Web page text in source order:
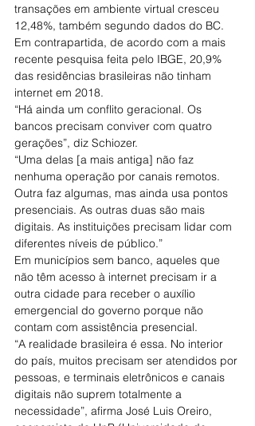
transações em ambiente virtual cresceu
12,48%, também segundo dados do BC.
Em contrapartida, de acordo com a mais
recente pesquisa feita pelo IBGE, 20,9%
das residências brasileiras não tinham
internet em 2018.
“Há ainda um conflito geracional. Os
bancos precisam conviver com quatro
gerações”, diz Schiozer.
“Uma delas [a mais antiga] não faz
nenhuma operação por canais remotos.
Outra faz algumas, mas ainda usa pontos
presenciais. As outras duas são mais
digitais. As instituições precisam lidar com
diferentes níveis de público.”
Em municípios sem banco, aqueles que
não têm acesso à internet precisam ir a
outra cidade para receber o auxílio
emergencial do governo porque não
contam com assistência presencial.
“A realidade brasileira é essa. No interior
do país, muitos precisam ser atendidos por
pessoas, e terminais eletrônicos e canais
digitais não suprem totalmente a
necessidade”, afirma José Luis Oreiro,